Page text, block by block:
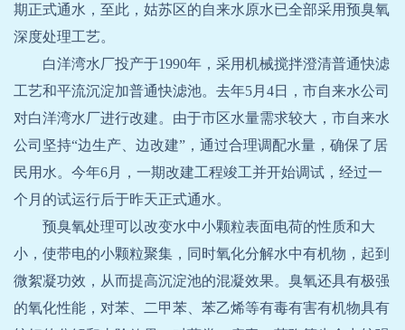
期正式通水，至此，姑苏区的自来水原水已全部采用预臭氧
深度处理工艺。
白洋湾水厂投产于1990年，采用机械搅拌澄清普通快滤
工艺和平流沉淀加普通快滤池。去年5月 4日，市自来水公司
对白洋湾水厂进行改建。由于市区水量需求较大，市自来水
公司坚持“边生产、边改建”，通过合理调配水量，确保了居
民用水。今年6月，一期改建工程竣工并开始调试，经过一
个月的试运行后于昨天正式通水。
预臭氧处理可以改变水中小颗粒表面电荷的性质和大
小，使带电的小颗粒聚集，同时氧化分解水中有机物，起到
微絮凝功效，从而提高沉淀池的混凝效果。臭氧还具有极强
的氧化性能，对苯、二甲苯、苯乙烯等有毒有害有机物具有